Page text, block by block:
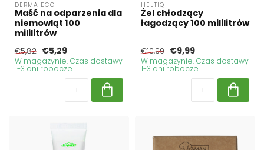
DERMA ECO
Maść na odparzenia dla
niemowląt 100
mililitrów
€5,82 €5,29
W magazynie. Czas dostawy
1-3 dni robocze
HELTIQ
Żel chłodzący
łagodzący 100 mililitrów
€10,99 €9,99
W magazynie. Czas dostawy
1-3 dni robocze